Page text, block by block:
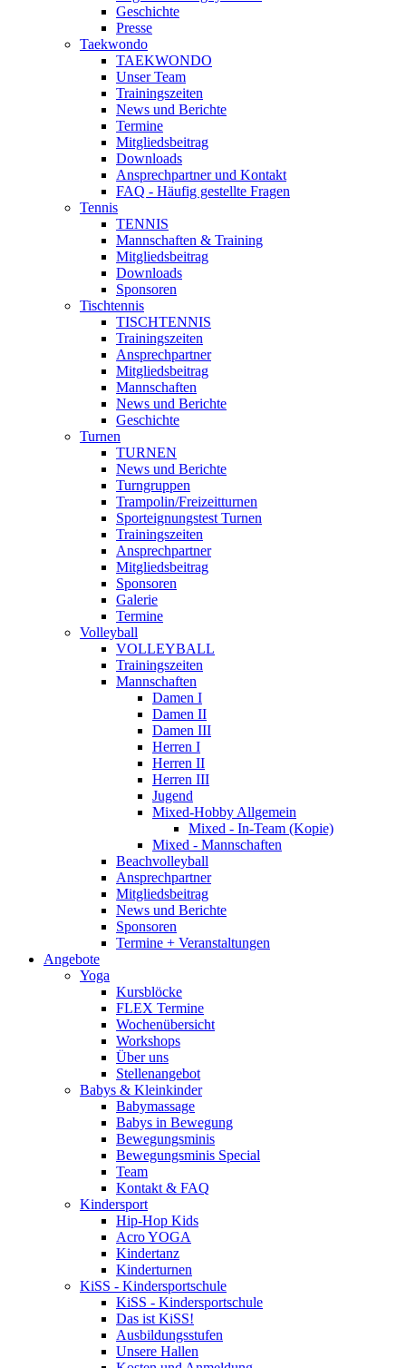
Geschichte
Presse
Taekwondo
TAEKWONDO
Unser Team
Trainingszeiten
News und Berichte
Termine
Mitgliedsbeitrag
Downloads
Ansprechpartner und Kontakt
FAQ - Häufig gestellte Fragen
Tennis
TENNIS
Mannschaften & Training
Mitgliedsbeitrag
Downloads
Sponsoren
Tischtennis
TISCHTENNIS
Trainingszeiten
Ansprechpartner
Mitgliedsbeitrag
Mannschaften
News und Berichte
Geschichte
Turnen
TURNEN
News und Berichte
Turngruppen
Trampolin/Freizeitturnen
Sporteignungstest Turnen
Trainingszeiten
Ansprechpartner
Mitgliedsbeitrag
Sponsoren
Galerie
Termine
Volleyball
VOLLEYBALL
Trainingszeiten
Mannschaften
Damen I
Damen II
Damen III
Herren I
Herren II
Herren III
Jugend
Mixed-Hobby Allgemein
Mixed - In-Team (Kopie)
Mixed - Mannschaften
Beachvolleyball
Ansprechpartner
Mitgliedsbeitrag
News und Berichte
Sponsoren
Termine + Veranstaltungen
Angebote
Yoga
Kursblöcke
FLEX Termine
Wochenübersicht
Workshops
Über uns
Stellenangebot
Babys & Kleinkinder
Babymassage
Babys in Bewegung
Bewegungsminis
Bewegungsminis Special
Team
Kontakt & FAQ
Kindersport
Hip-Hop Kids
Acro YOGA
Kindertanz
Kinderturnen
KiSS - Kindersportschule
KiSS - Kindersportschule
Das ist KiSS!
Ausbildungsstufen
Unsere Hallen